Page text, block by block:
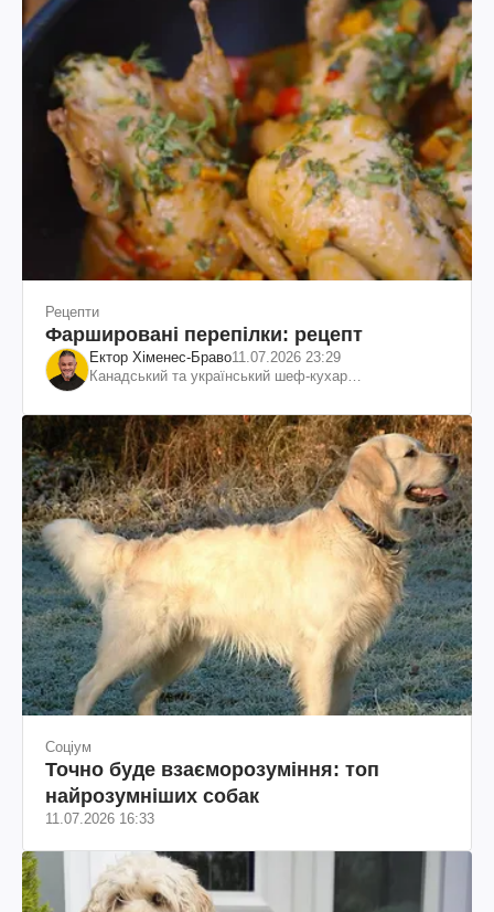
Рецепти
Фаршировані перепілки: рецепт
Ектор Хіменес-Браво11.07.2026 23:29
Канадський та український шеф-кухар
Соціум
Точно буде взаєморозуміння: топ
найрозумніших собак
11.07.2026 16:33